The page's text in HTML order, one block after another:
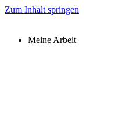
Zum Inhalt springen
Meine Arbeit